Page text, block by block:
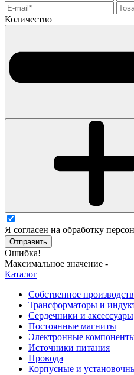
Количество
Я согласен на обработку
Отправить
Ошибка!
Максимальное значение -
Каталог
Собственное
Трансформаторы и
Сердечники и аксессуары
Постоянные магниты
Электронные
Источники питания
Провода
Корпусные и